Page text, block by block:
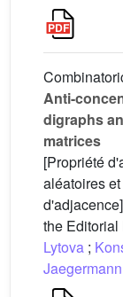
Anti-
digraphs
matrices
[Propriété
aléatoires
d'adjacence]
the Editorial
Lytova ;
Jaegermann